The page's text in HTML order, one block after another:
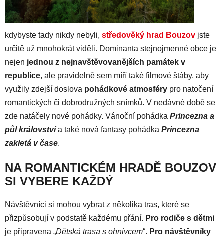
kdybyste tady nikdy nebyli, středověký hrad Bouzov jste
určitě už mnohokrát viděli. Dominanta stejnojmenné obce je
nejen jednou z nejnavštěvovanějších památek v
republice, ale pravidelně sem míří také filmové štáby, aby
využily zdejší doslova pohádkové atmosféry pro natočení
romantických či dobrodružných snímků. V nedávné době se
zde natáčely nové pohádky. Vánoční pohádka Princezna a
půl královstvía také nová fantasy pohádka Princezna
zakletá v čase.
NA ROMANTICKÉM HRADĚ BOUZOV
SI VYBERE KAŽDÝ
Návštěvníci si mohou vybrat z několika tras, které se
přizpůsobují v podstatě každému přání. Pro rodiče s dětmi
je připravena „Dětská trasa s ohnivcem“. Pro návštěvníky